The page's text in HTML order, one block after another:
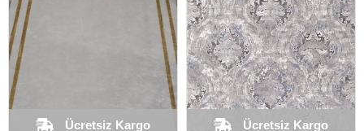
Ücretsiz Kargo Ücretsiz Kargo